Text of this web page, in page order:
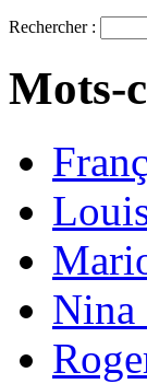
Rechercher :
Mots-
Nina